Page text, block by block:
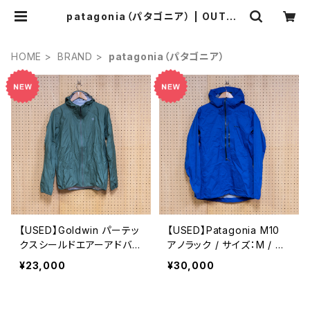
patagonia（パタゴニア） | OUTDO
HOME BRAND patagonia（パタゴニア）
【USED】Goldwin パーテッ
クスシールドエアーアドバン
スドライトジャケット / サイ
¥23,000
【USED】Patagonia M10
アノラック / サイズ：M / カ
ラー：ブルー
¥30,000